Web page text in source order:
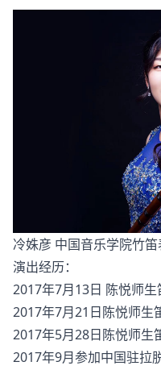
冷姝彦 中国音乐学院竹
演出经历：
2017年7月13日 陈悦师
2017年7月21日陈悦师生
2017年5月28日陈悦师生
2017年9月参加中国驻拉